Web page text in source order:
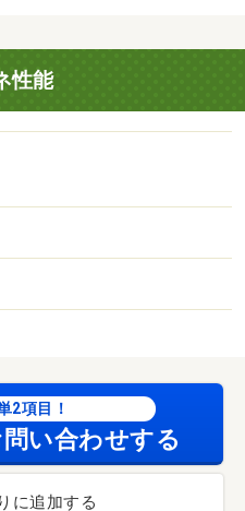
♪・仲介手数料：不要
性能
2項目！
い合わせする
に追加する